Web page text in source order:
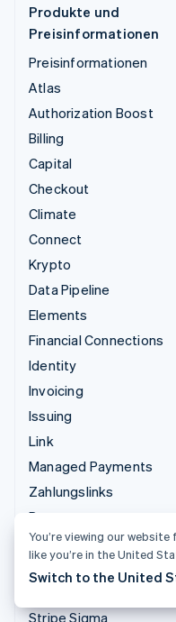
Produkte und
Preisinformationen
Preisinformationen
Atlas
Authorization Boost
Billing
Capital
Checkout
Climate
Connect
Krypto
Data Pipeline
Elements
Financial Connections
Identity
Invoicing
Issuing
Link
Managed Payments
Zahlungslinks
Payments
Payouts
Radar
Stripe Sigma
You’re viewing our
like you’re in the United
Switch to the United